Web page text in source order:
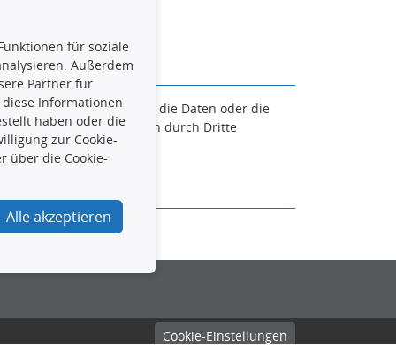
Es ist zu unterlassen, die Daten oder die
oder diese Handlungen durch Dritte
verfolgt.
Cookie-Einstellungen
für soziale
Außerdem
Partner für
Informationen
haben oder die
zur Cookie-
über die Cookie-
Alle akzeptieren